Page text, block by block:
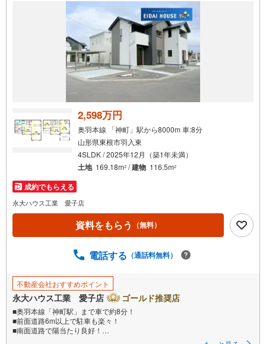
イ
ペ
ー
す
る
2,598万円
奥羽本線 「神町」駅から8000m 車:8分
山形県東根市羽入東
4SLDK / 2025年12月（築1年未満）
土地 169.18m2 /建物 116.5m2
成約でもらえる
永大ハウス工業 愛子店
資料をもらう （無料）
電話する （通話料無料）
不動産会社おすすめポイント
永大ハウス工業 愛子店 ゴールド推奨店
■奥羽本線「神町駅」まで車で約8分！
■前面道路6m以上で駐車も楽々！
■南面道路で陽当たり良好！